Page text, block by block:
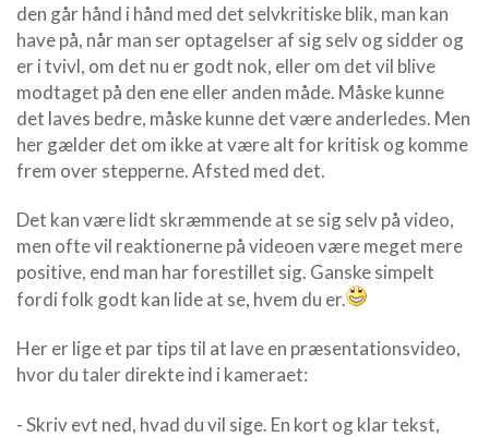
den går hånd i hånd med det selvkritiske blik, man kan
have på, når man ser optagelser af sig selv og sidder og
er i tvivl, om det nu er godt nok, eller om det vil blive
modtaget på den ene eller anden måde. Måske kunne
det laves bedre, måske kunne det være anderledes. Men
her gælder det om ikke at være alt for kritisk og komme
frem over stepperne. Afsted med det.
Det kan være lidt skræmmende at se sig selv på video,
men ofte vil reaktionerne på videoen være meget mere
positive, end man har forestillet sig. Ganske simpelt
fordi folk godt kan lide at se, hvem du er.
Her er lige et par tips til at lave en præsentationsvideo,
hvor du taler direkte ind i kameraet:
- Skriv evt ned, hvad du vil sige. En kort og klar tekst,